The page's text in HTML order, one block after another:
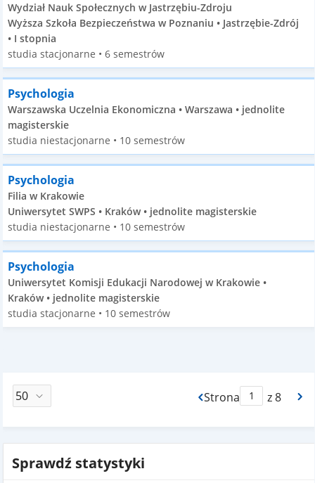
Wydział Nauk Społecznych w Jastrzębiu-Zdroju
Wyższa Szkoła Bezpieczeństwa w Poznaniu • Jastrzębie-Zdrój
• I stopnia
studia stacjonarne • 6 semestrów
Psychologia
Warszawska Uczelnia Ekonomiczna • Warszawa • jednolite
magisterskie
studia niestacjonarne • 10 semestrów
Psychologia
Filia w Krakowie
Uniwersytet SWPS • Kraków • jednolite magisterskie
studia niestacjonarne • 10 semestrów
Psychologia
Uniwersytet Komisji Edukacji Narodowej w Krakowie •
Kraków • jednolite magisterskie
studia stacjonarne • 10 semestrów
Strona
Max Stronaz 8
Sprawdź statystyki